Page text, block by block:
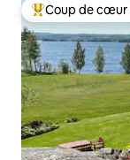
Coup de cœur
Coup de cœur